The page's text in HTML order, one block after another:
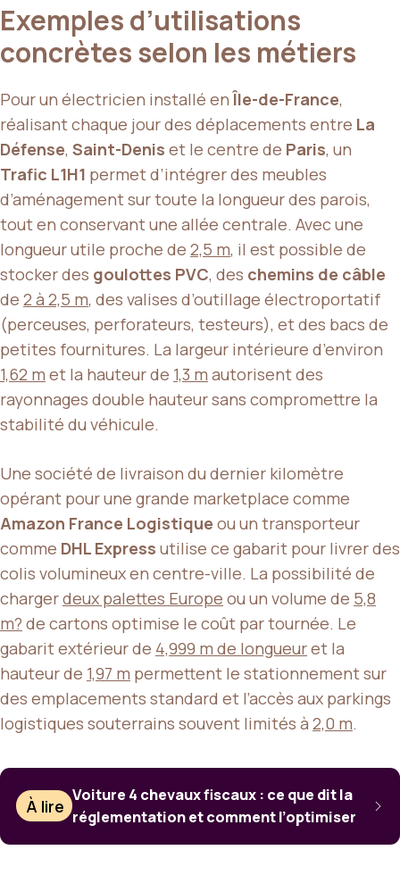
Exemples d’utilisations
concrètes selon les métiers
Pour un électricien installé enÎle-de-France,
réalisant chaque jour des déplacements entre La
Défense, Saint-Denis et le centre de Paris, un
Trafic L1H1 permet d’intégrer des meubles
d’aménagement sur toute la longueur des parois,
tout en conservant une allée centrale. Avec une
longueur utile proche de 2,5 m, il est possible de
stocker des goulottes PVC, des chemins de câble
de 2 à 2,5 m, des valises d’outillage électroportatif
(perceuses, perforateurs, testeurs), et des bacs de
petites fournitures. La largeur intérieure d’environ
1,62 m et la hauteur de 1,3 m autorisent des
rayonnages double hauteur sans compromettre la
stabilité du véhicule.
Une société de livraison du dernier kilomètre
opérant pour une grande marketplace comme
Amazon France Logistique ou un transporteur
comme DHL Express utilise ce gabarit pour livrer des
colis volumineux en centre-ville. La possibilité de
chargerdeux palettes Europe ou un volume de 5,8
m? de cartons optimise le coût par tournée. Le
gabarit extérieur de 4,999 m de longueuret la
hauteur de 1,97 m permettent le stationnement sur
des emplacements standard et l’accès aux parkings
logistiques souterrains souvent limités à 2,0 m.
À lire
Voiture 4 chevaux fiscaux : ce que dit la
réglementation et comment l’optimiser